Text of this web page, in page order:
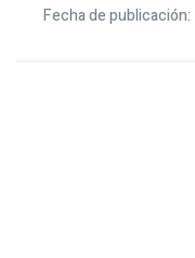
Fecha de